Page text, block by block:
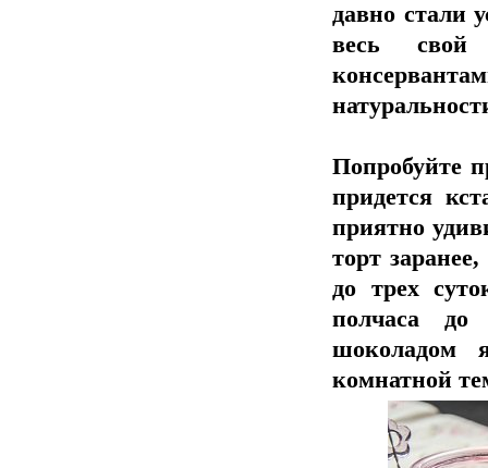
давно стали
весь
Попробуйте
придется
приятно
торт
до трех
полчаса
шоколадом
комнатной